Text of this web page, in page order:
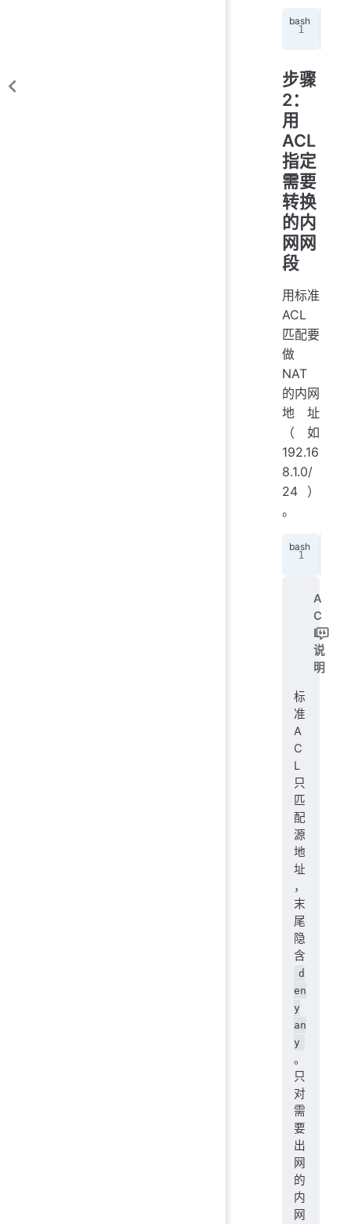
步骤
2：
用
ACL
指定
需要
转换
的内
网网
段
用标准
ACL
匹配要
做
NAT
的内网
地址
（如
192.16
8.1.0/
24）
。
A
C
L
说
明
标
准
A
C
L
只
匹
配
源
地
址
，
末
尾
隐
含
d
en
y
an
y
。
只
对
需
要
出
网
的
内
网